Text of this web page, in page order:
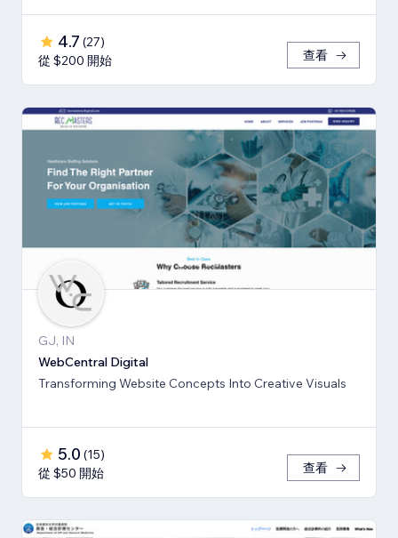
4.7 (27)
從 $200 開始
查看
GJ, IN
WebCentral Digital
Transforming Website Concepts Into Creative Visuals
5.0 (15)
從 $50 開始
查看